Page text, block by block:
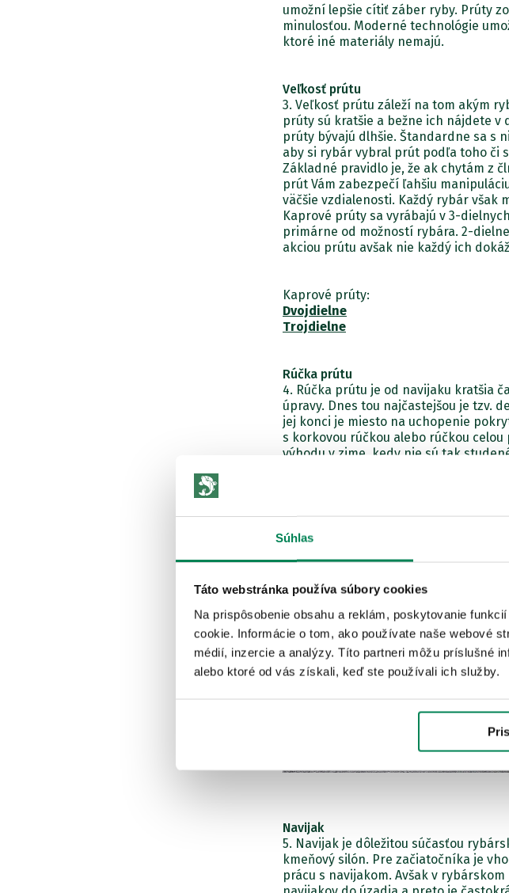
Súhlas
Táto webstránka používa súbory cookies
Na prispôsobenie obsahu a reklám, poskytovanie
cookie. Informácie o tom, ako používate naše webové
médií, inzercie a analýzy. Títo partneri môžu príslušné
alebo ktoré od vás získali, keď ste používali ich služby.
umožní lepšie cítiť záber ryby. Prúty
minulosťou. Moderné technológie
ktoré iné materiály nemajú.
Veľkosť prútu
3. Veľkosť prútu záleží na tom akým
prúty sú kratšie a bežne ich nájdete v
prúty bývajú dlhšie. Štandardne sa s
aby si rybár vybral prút podľa toho či
Základné pravidlo je, že ak chytám z
prút Vám zabezpečí ľahšiu
väčšie vzdialenosti. Každý rybár však
Kaprové prúty sa vyrábajú v 3-
primárne od možností rybára. 2-
akciou prútu avšak nie každý ich
Kaprové prúty:
Dvojdielne
Trojdielne
Rúčka prútu
4. Rúčka prútu je od navijaku kratšia
úpravy. Dnes tou najčastejšou je tzv.
jej konci je miesto na uchopenie
s korkovou rúčkou alebo rúčkou
výhodu v zime, kedy nie sú tak
Navijak
5. Navijak je dôležitou súčasťou
kmeňový silón. Pre začiatočníka je
prácu s navijakom. Avšak v